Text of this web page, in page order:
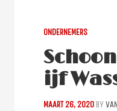
ONDERNEMERS
ijf
MAART 26, 2020 BY